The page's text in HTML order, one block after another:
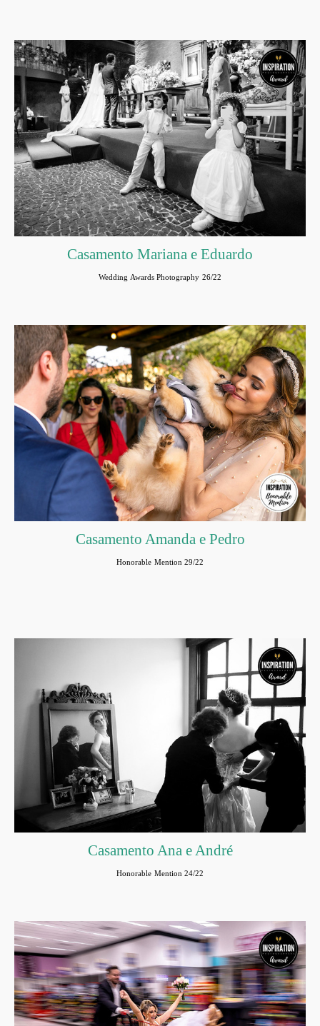
Casamento Mariana e Eduardo
Wedding Awards Photography 26/22
Casamento Amanda e Pedro
Honorable Mention 29/22
Casamento Ana e André
Honorable Mention 24/22